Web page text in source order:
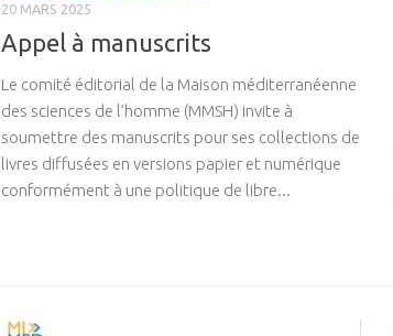
20 MARS 2025
Appel à manuscrits
Le comité éditorial de la Maison méditerranéenne
des sciences de l’homme (MMSH) invite à
soumettre des manuscrits pour ses collections de
livres diffusées en versions papier et numérique
conformément à une politique de libre...